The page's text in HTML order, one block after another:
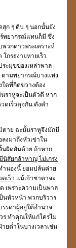
สุก ๆ ดิบ ๆ นอกนั้นยัง
ร์พยากรณ์แทนก็มี ซึ่ง
วกดาวพระเคราะห์
กรธง่ายหายเร็ว
ะมุขของเหล่าพาล
ตามพยากรณ์บางแห่ง
ใดที่กีดขวางต้อง
ราหูจะเป็นตัวดี หาก
ดเร็วดุจกัน ดังคำ
ตาย ฉะนั้นราหูจึงมักมี
งมาถึงหัวเข่าใน
นผิดผันด้วย ถ้าหาก
สัยกล้าหาญ ไม่เกรง
ำนองนี้ ยอมปล้นค่าย
เร็ว แม้เจ้าชาตาจะ
เพราะความเป็นพาล
นหัวหน้า พวกบริวาร
รดาผู้อยู่ใต้อำนาจ
ร ทำคุณให้แก่ใครไม่
ยต่ำในบางเวลาเช่น